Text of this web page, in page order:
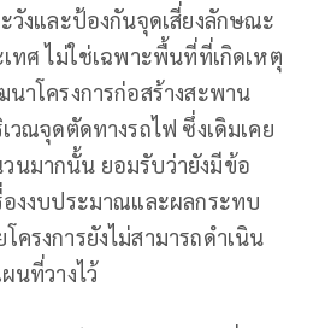
วังและป้องกันจุดเสี่ยงลักษณะ
ทศ ไม่ใช่เฉพาะพื้นที่ที่เกิดเหตุ
าโครงการก่อสร้างสะพาน
วณจุดตัดทางรถไฟ ซึ่งเดิมเคย
นมากนั้น ยอมรับว่ายังมีข้อ
องงบประมาณและผลกระทบ
รงการยังไม่สามารถดำเนิน
นที่วางไว้